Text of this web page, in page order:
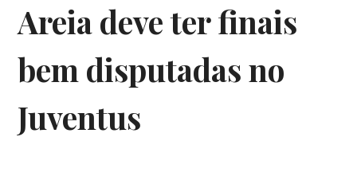
Areia deve ter finais
bem disputadas no
Juventus